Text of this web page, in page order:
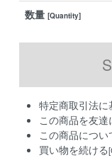
数量[Quantity]
特定商取引法
この商品を友達
この商品につ
買い物を続ける